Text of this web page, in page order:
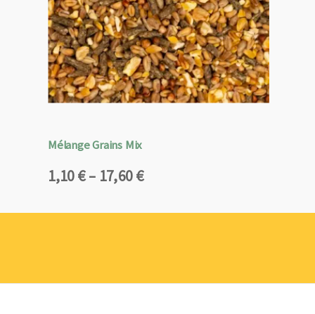
Mélange Grains Mix
1,10€– 17,60€
Plage
prix :